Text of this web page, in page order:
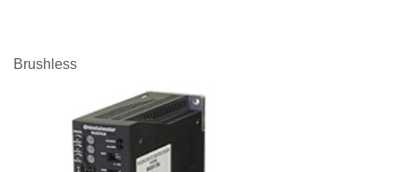
Brushless